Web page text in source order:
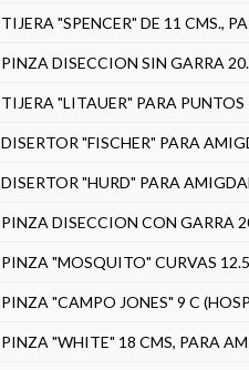
TIJERA "SPENCER" DE 11 CMS.,
PINZA DISECCION SIN GARRA
TIJERA "LITAUER" PARA
DISERTOR "FISCHER" PARA
DISERTOR "HURD" PARA
PINZA DISECCION CON GARRA
PINZA "MOSQUITO" CURVAS
PINZA "CAMPO JONES" 9 C
PINZA "WHITE" 18 CMS, PARA